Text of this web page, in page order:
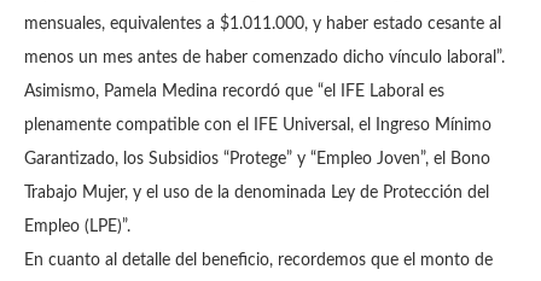
mensuales, equivalentes a $1.011.000, y haber estado cesante al
menos un mes antes de haber comenzado dicho vínculo laboral”.
Asimismo, Pamela Medina recordó que “el IFE Laboral es
plenamente compatible con el IFE Universal, el Ingreso Mínimo
Garantizado, los Subsidios “Protege” y “Empleo Joven”, el Bono
Trabajo Mujer, y el uso de la denominada Ley de Protección del
Empleo (LPE)”.
En cuanto al detalle del beneficio, recordemos que el monto de